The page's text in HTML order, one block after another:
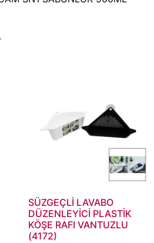
SÜZGEÇLİ LAVABO
DÜZENLEYİCİ PLASTİK
KÖŞE RAFI VANTUZLU
(4172)